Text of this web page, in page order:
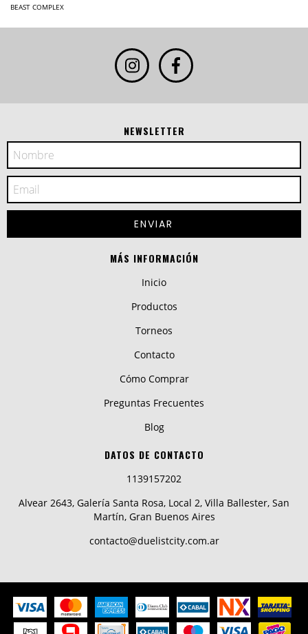
BEAST COMPLEX
NEWSLETTER
MÁS INFORMACIÓN
Inicio
Productos
Torneos
Contacto
Cómo Comprar
Preguntas Frecuentes
Blog
DATOS DE CONTACTO
1139157202
Alvear 2643, Galería Santa Rosa, Local 2, Villa Ballester, San
Martín, Gran Buenos Aires
contacto@duelistcity.com.ar